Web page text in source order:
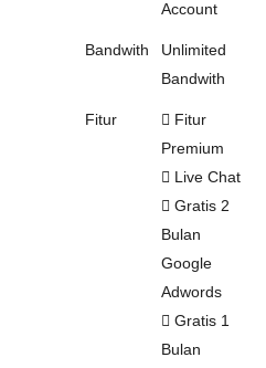
Account
Bandwith
Unlimited
Bandwith
Fitur
Fitur
Premium
Live Chat
Gratis 2
Bulan
Google
Adwords
Gratis 1
Bulan